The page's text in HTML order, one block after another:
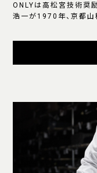
ONLYは高松宮技術奨
浩一が1970年、京都山